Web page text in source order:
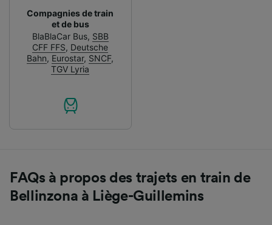
Compagnies de train
et de bus
BlaBlaCar Bus, SBB
CFF FFS, Deutsche
Bahn, Eurostar, SNCF,
TGV Lyria
FAQs à propos des trajets en train de
Bellinzona à Liège-Guillemins